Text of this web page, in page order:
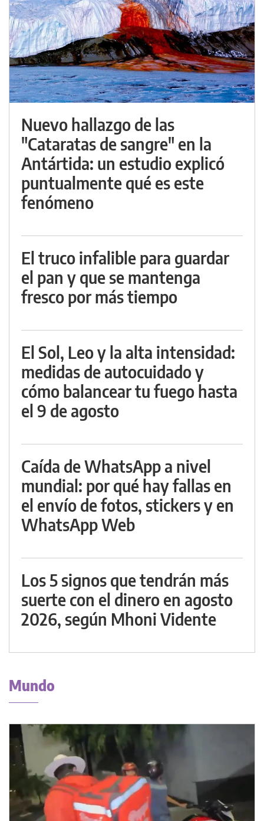
Nuevo hallazgo de las
"Cataratas de sangre" en la
Antártida: un estudio explicó
puntualmente qué es este
fenómeno
El truco infalible para guardar
el pan y que se mantenga
fresco por más tiempo
El Sol, Leo y la alta intensidad:
medidas de autocuidado y
cómo balancear tu fuego hasta
el 9 de agosto
Caída de WhatsApp a nivel
mundial: por qué hay fallas en
el envío de fotos, stickers y en
WhatsApp Web
Los 5 signos que tendrán más
suerte con el dinero en agosto
2026, según Mhoni Vidente
Mundo